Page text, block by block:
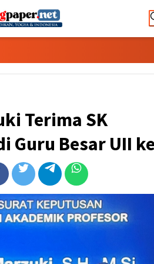
Terima SK
Guru Besar UII